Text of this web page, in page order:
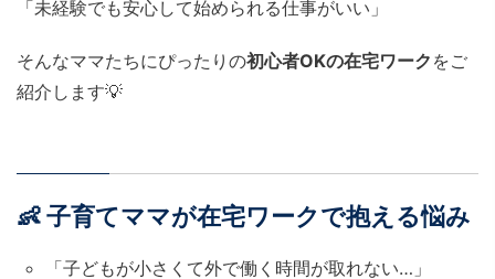
「未経験でも安心して始められる仕事がいい」
そんなママたちにぴったりの初心者OKの在宅ワーク をご
紹介します💡
👶 子育てママが在宅ワークで抱える悩み
「子どもが小さくて外で働く時間が取れない…」